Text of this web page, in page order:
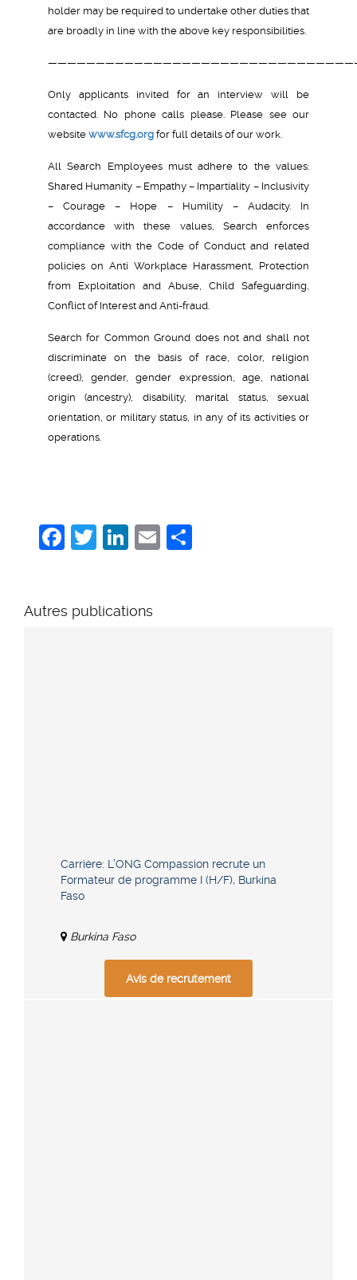
holder may be required to undertake other duties that
are broadly in line with the above key responsibilities.
Only applicants invited for an interview will be
contacted. No phone calls please. Please see our
website www.sfcg.org for full details of our work.
All Search Employees must adhere to the values:
Shared Humanity – Empathy – Impartiality – Inclusivity
– Courage – Hope – Humility – Audacity. In
accordance with these values, Search enforces
compliance with the Code of Conduct and related
policies on Anti Workplace Harassment, Protection
from Exploitation and Abuse, Child Safeguarding,
Conflict of Interest and Anti-fraud.
Search for Common Ground does not and shall not
discriminate on the basis of race, color, religion
(creed), gender, gender expression, age, national
origin (ancestry), disability, marital status, sexual
orientation, or military status, in any of its activities or
operations.
Facebook
Twitter
LinkedIn
Email
Autres publications
Carrière: L’ONG Compassion recrute un
Formateur de programme I (H/F), Burkina
Faso
Burkina Faso
Avis de recrutement